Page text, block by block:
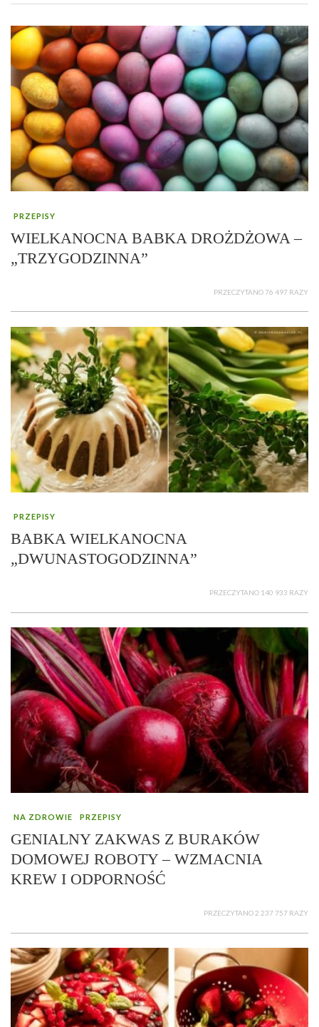
PRZEPISY
WIELKANOCNA BABKA DROŻDŻOWA –
„TRZYGODZINNA”
PRZECZYTANO 76 497 RAZY
PRZEPISY
BABKA WIELKANOCNA
„DWUNASTOGODZINNA”
PRZECZYTANO 140 933 RAZY
NA ZDROWIE PRZEPISY
GENIALNY ZAKWAS Z BURAKÓW
DOMOWEJ ROBOTY – WZMACNIA
KREW I ODPORNOŚĆ
PRZECZYTANO 2 237 757 RAZY